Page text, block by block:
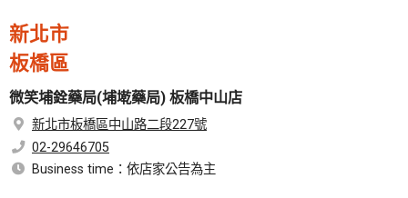
新北市
板橋區
微笑埔銓藥局(埔墘藥局) 板橋中山店
新北市板橋區中山路二段227號
02-29646705
Business time：依店家公告為主